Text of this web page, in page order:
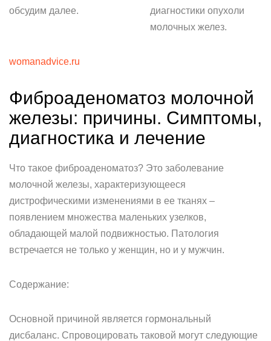
обсудим далее.
диагностики опухоли
молочных желез.
womanadvice.ru
Фиброаденоматоз молочной
железы: причины. Симптомы,
диагностика и лечение
Что такое фиброаденоматоз? Это заболевание
молочной железы, характеризующееся
дистрофическими изменениями в ее тканях –
появлением множества маленьких узелков,
обладающей малой подвижностью. Патология
встречается не только у женщин, но и у мужчин.
Содержание:
Основной причиной является гормональный
дисбаланс. Спровоцировать таковой могут следующие